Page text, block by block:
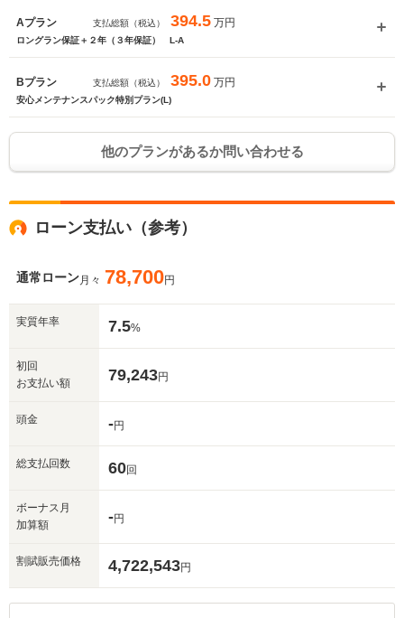
Aプラン 支払総額（税込） 394.5 万円
ロングラン保証＋２年（３年保証） L-A
Bプラン 支払総額（税込） 395.0 万円
安心メンテナンスパック特別プラン(L)
他のプランがあるか問い合わせる
ローン支払い（参考）
通常ローン月々 78,700円
実質年率 7.5%
初回
お支払い額
79,243円
頭金 -円
総支払回数 60回
ボーナス月
加算額
-円
割賦販売価格 4,722,543円